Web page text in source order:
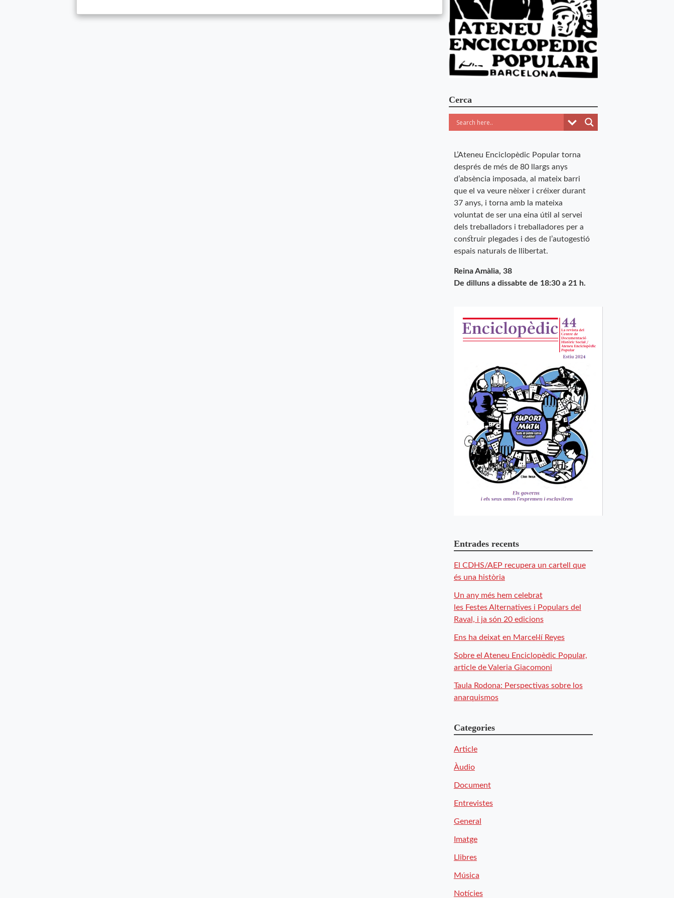
Cerca
L’Ateneu Enciclopèdic Popular torna
després de més de 80 llargs anys
d’absència imposada, al mateix barri
que el va veure nèixer i créixer durant
37 anys, i torna amb la mateixa
voluntat de ser una eina útil al servei
dels treballadors i treballadores per a
construir plegades i des de l’autogestió
espais naturals de llibertat.
Reina Amàlia, 38
De dilluns a dissabte de 18:30 a 21 h.
Entrades recents
El CDHS/AEP recupera un cartell que
és una història
Un any més hem celebrat
les Festes Alternatives i Populars del
Raval, i ja són 20 edicions
Ens ha deixat en Marcel·lí Reyes
Sobre el Ateneu Enciclopèdic Popular,
article de Valeria Giacomoni
Taula Rodona: Perspectivas sobre los
anarquismos
Categories
Article
Àudio
Document
Entrevistes
General
Imatge
Llibres
Música
Notícies